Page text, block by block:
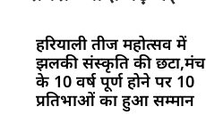
हरियाली तीज महोत्सव में
झलकी संस्कृति की छटा,मंच
के 10 वर्ष पूर्ण होने पर 10
प्रतिभाओं का हुआ सम्मान